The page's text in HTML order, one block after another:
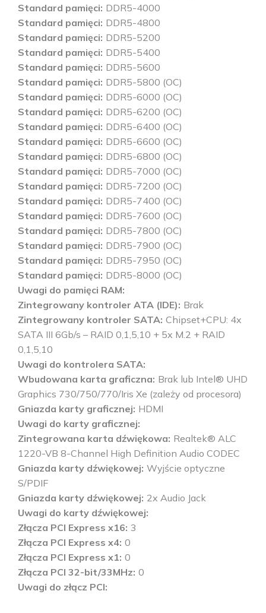
Standard pamięci DDR5-4000
Standard pamięci DDR5-4800
Standard pamięci DDR5-5200
Standard pamięci DDR5-5400
Standard pamięci DDR5-5600
Standard pamięci DDR5-5800 (OC)
Standard pamięci DDR5-6000 (OC)
Standard pamięci DDR5-6200 (OC)
Standard pamięci DDR5-6400 (OC)
Standard pamięci DDR5-6600 (OC)
Standard pamięci DDR5-6800 (OC)
Standard pamięci DDR5-7000 (OC)
Standard pamięci DDR5-7200 (OC)
Standard pamięci DDR5-7400 (OC)
Standard pamięci DDR5-7600 (OC)
Standard pamięci DDR5-7800 (OC)
Standard pamięci DDR5-7900 (OC)
Standard pamięci DDR5-7950 (OC)
Standard pamięci DDR5-8000 (OC)
Uwagi do pamięci RAM
Zintegrowany kontroler ATA (IDE) Brak
Zintegrowany kontroler SATA Chipset+CPU: 4x
SATA III 6Gb/s – RAID 0,1,5,10 + 5x M.2 + RAID
0,1,5,10
Uwagi do kontrolera SATA
Wbudowana karta graficzna Brak lub Intel® UHD
Graphics 730/750/770/Iris Xe (zależy od procesora)
Gniazda karty graficznej HDMI
Uwagi do karty graficznej
Zintegrowana karta dźwiękowa Realtek® ALC
1220-VB 8-Channel High Definition Audio CODEC
Gniazda karty dźwiękowej Wyjście optyczne
S/PDIF
Gniazda karty dźwiękowej 2x Audio Jack
Uwagi do karty dźwiękowej
Złącza PCI Express x16 3
Złącza PCI Express x4 0
Złącza PCI Express x1 0
Złącza PCI 32-bit/33MHz 0
Uwagi do złącz PCI